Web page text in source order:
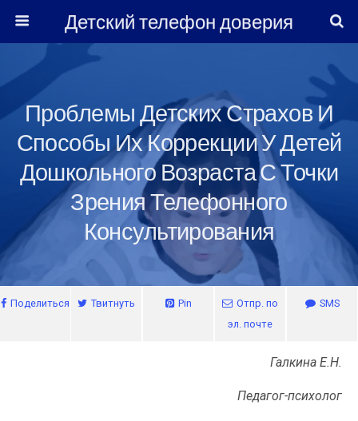
Детский телефон доверия
Проблемы Детских Страхов И
Способы Их Коррекции У Детей
Дошкольного Возраста С Точки
Зрения Телефонного
Консультирования
Поделиться Твитнуть Pin
Отпр. по
эл. почте
SMS
Галкина Е.Н.
Педагог-психолог